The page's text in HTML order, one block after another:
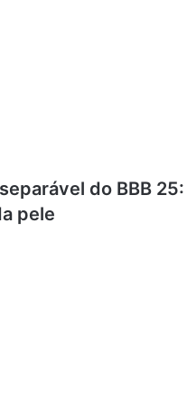
do BBB
pele